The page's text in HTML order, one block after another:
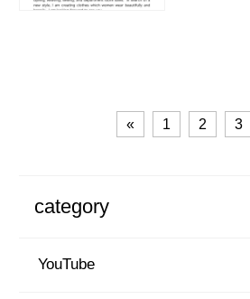
« 1 2 3
category
YouTube